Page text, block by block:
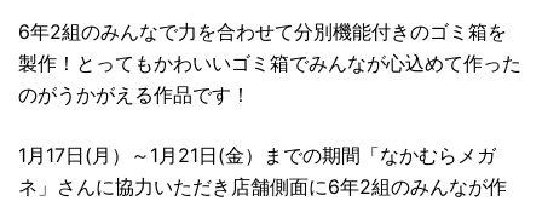
6年2組のみんなで力を合わせて分別機能付きのゴミ箱を
製作！とってもかわいいゴミ箱でみんなが心込めて作った
のがうかがえる作品です！
1月17日(月）～1月21日(金）までの期間「なかむらメガ
ネ」さんに協力いただき店舗側面に6年2組のみんなが作